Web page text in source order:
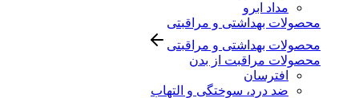
مداد ابرو
محصولات بهداشتی و مراقبتی
محصولات بهداشتی و مراقبتی
محصولات مراقبت از بدن
افترسان
ضد درد، سوختگی و التهاب